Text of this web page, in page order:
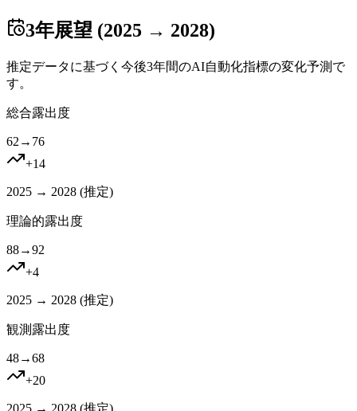
3年展望 (2025 → 2028)
推定データに基づく今後3年間のAI自動化指標の変化予測で
す。
総合露出度
62 → 76
+14
2025 → 2028 (推定)
理論的露出度
88→92
+4
2025 → 2028 (推定)
観測露出度
48→68
+20
2025 → 2028 (推定)